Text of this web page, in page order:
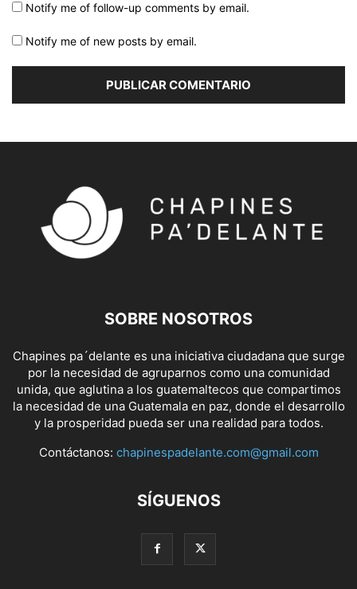
Notify me of follow-up comments by email.
Notify me of new posts by email.
SOBRE NOSOTROS
Chapines pa´delante es una iniciativa ciudadana que surge
por la necesidad de agruparnos como una comunidad
unida, que aglutina a los guatemaltecos que compartimos
la necesidad de una Guatemala en paz, donde el desarrollo
y la prosperidad pueda ser una realidad para todos.
Contáctanos: chapinespadelante.com@gmail.com
SÍGUENOS